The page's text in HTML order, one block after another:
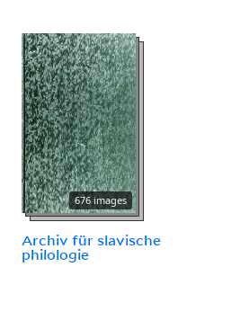
676 images
Archiv für slavische
philologie